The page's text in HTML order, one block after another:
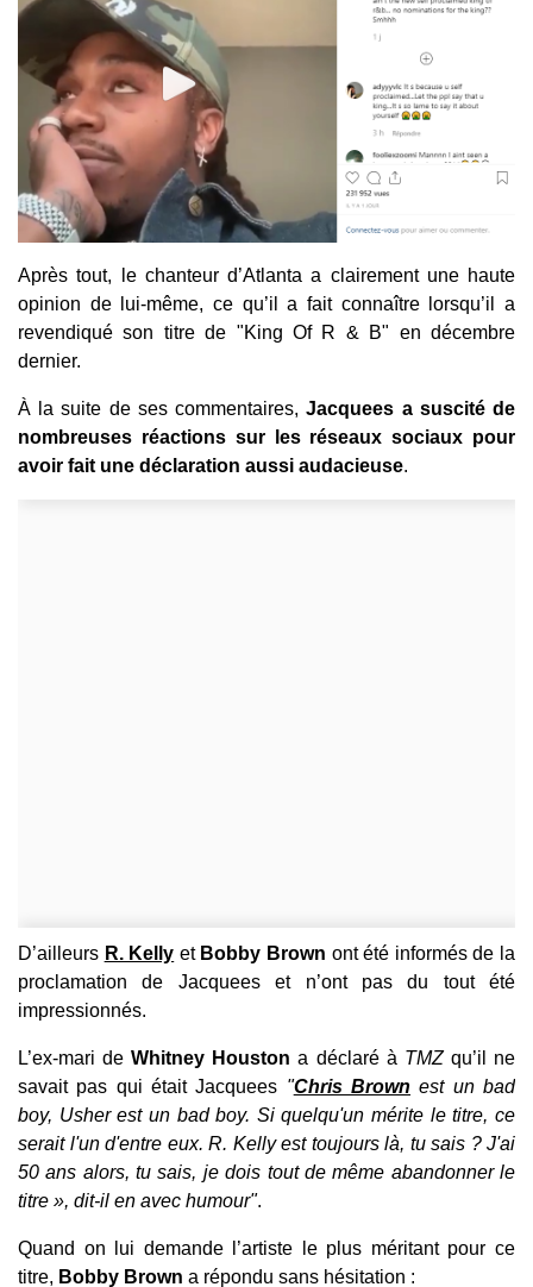
Après tout, le chanteur d’Atlanta a clairement une haute
opinion de lui-même, ce qu’il a fait connaître lorsqu’il a
revendiqué son titre de "King Of R & B" en décembre
dernier.
À la suite de ses commentaires,Jacquees a suscité de
nombreuses réactions sur les réseaux sociaux pour
avoir fait une déclaration aussi audacieuse.
D’ailleurs R. Kelly et Bobby Brown ont été informés de la
proclamation de Jacquees et n’ont pas du tout été
impressionnés.
L’ex-mari deWhitney Houston a déclaré à TMZ qu’il ne
savait pas qui était Jacquees "Chris Brown est un bad
boy, Usher est un bad boy. Si quelqu'un mérite le titre, ce
serait l'un d'entre eux. R. Kelly est toujours là, tu sais ? J'ai
50 ans alors, tu sais, je dois tout de même abandonner le
titre », dit-il en avec humour".
Quand on lui demande l’artiste le plus méritant pour ce
titre, Bobby Brown a répondu sans hésitation :